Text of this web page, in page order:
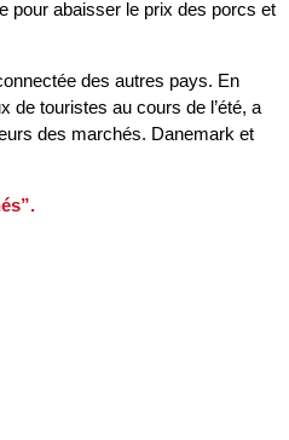
pour abaisser le prix des porcs et
des autres pays. En
de touristes au cours de l’été, a
des marchés. Danemark et